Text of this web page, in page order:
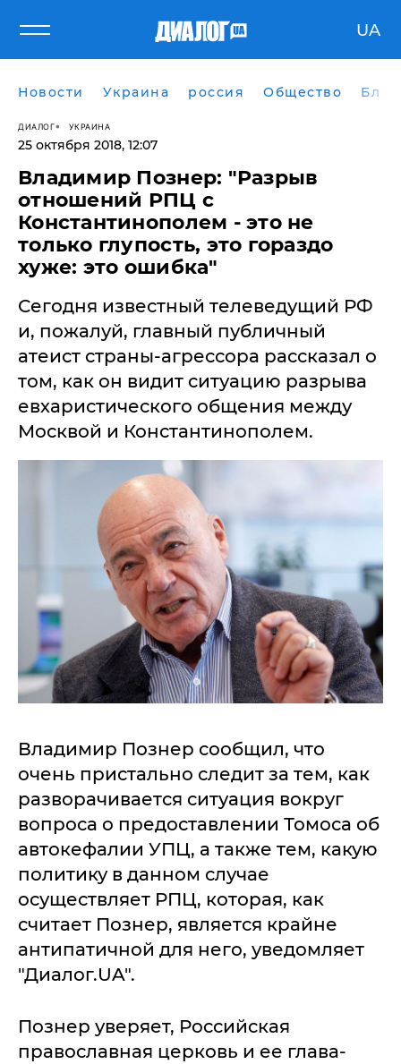
UA
Новости Украина россия Общество
ДИАЛОГ УКРАИНА
25 октября 2018, 12:07
Владимир Познер: "Разрыв
отношений РПЦ с
Константинополем - это не
только глупость, это гораздо
хуже: это ошибка"
Сегодня известный телеведущий РФ
и, пожалуй, главный публичный
атеист страны-агрессора рассказал о
том, как он видит ситуацию разрыва
евхаристического общения между
Москвой и Константинополем.
Владимир Познер сообщил, что
очень пристально следит за тем, как
разворачивается ситуация вокруг
вопроса о предоставлении Томоса об
автокефалии УПЦ, а также тем, какую
политику в данном случае
осуществляет РПЦ, которая, как
считает Познер, является крайне
антипатичной для него, уведомляет
"Диалог.UA".
Познер уверяет, Российская
православная церковь и ее глава-